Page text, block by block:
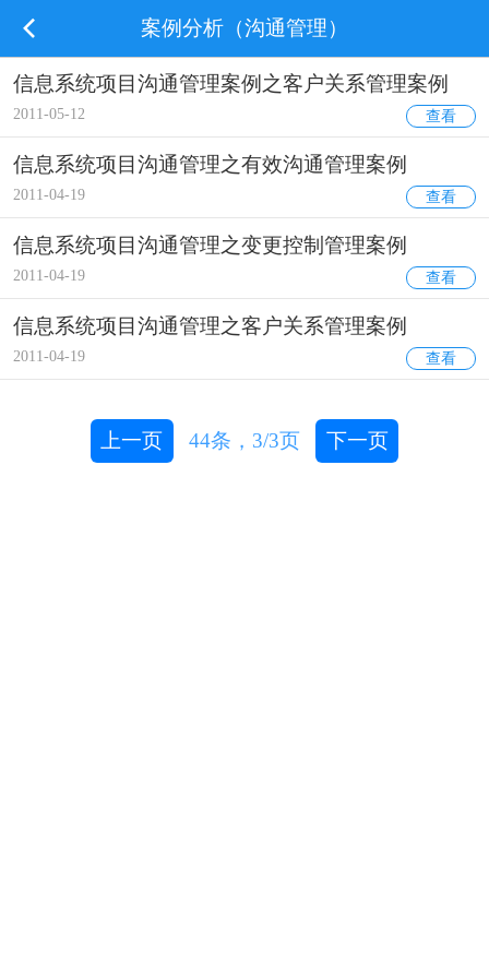
案例分析（沟通管理）
信息系统项目沟通管理案例之客户关系管理案例
2011-05-12 查看
信息系统项目沟通管理之有效沟通管理案例
2011-04-19 查看
信息系统项目沟通管理之变更控制管理案例
2011-04-19 查看
信息系统项目沟通管理之客户关系管理案例
2011-04-19 查看
上一页 44条， 3/3页 下一页